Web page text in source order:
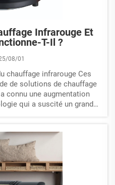
Infrarouge Et
T-Il ?
08/01
chauffage infrarouge Ces
de solutions de chauffage
connu une augmentation
qui a suscité un grand